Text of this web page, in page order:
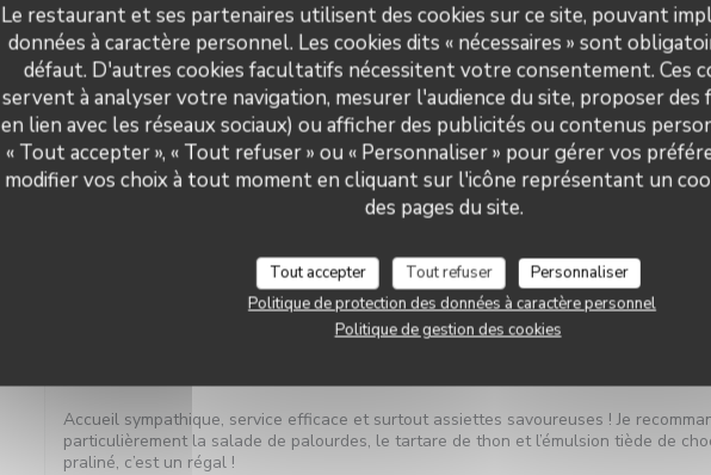
Le restaurant et ses partenaires utilisent des cookies sur ce site, pouvant
données à caractère personnel. Les cookies dits « nécessaires » sont
défaut. D'autres cookies facultatifs nécessitent votre consentement. Ces
servent à analyser votre navigation, mesurer l'audience du site, proposer des
en lien avec les réseaux sociaux) ou afficher des publicités ou contenus
« Tout accepter », « Tout refuser » ou « Personnaliser » pour gérer vos
modifier vos choix à tout moment en cliquant sur l'icône représentant un
des pages du site.
Tout accepter Tout refuser
Personnaliser
Politique de protection des données à caractère personnel
Politique de gestion des cookies
Sylviane R
2026-05-25- 13:00 - Couverts 2 Service: 5/5 Ambiance: 5 /5 Cuisine: 5/5
Accueil parfait. Accueil parfait. Plats toujours délicieux et raffinés.
Accueil sympathique, service efficace et surtout assiettes savoureuses ! Je
particulièrement la salade de palourdes, le tartare de thon et l’émulsion tiède de
praliné, c’est un régal !